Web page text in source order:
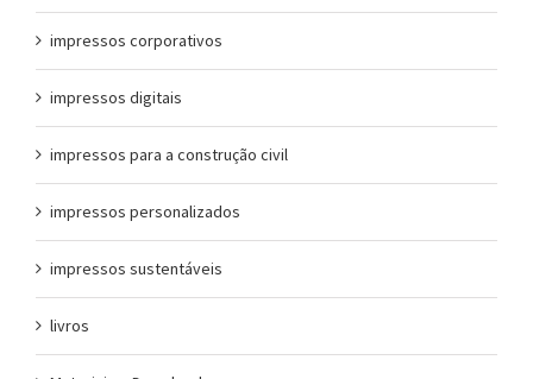
impressos corporativos
impressos digitais
impressos para a construção civil
impressos personalizados
impressos sustentáveis
livros